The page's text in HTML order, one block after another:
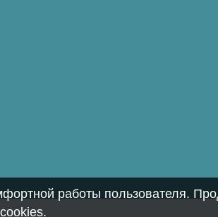
работы пользователя.
.